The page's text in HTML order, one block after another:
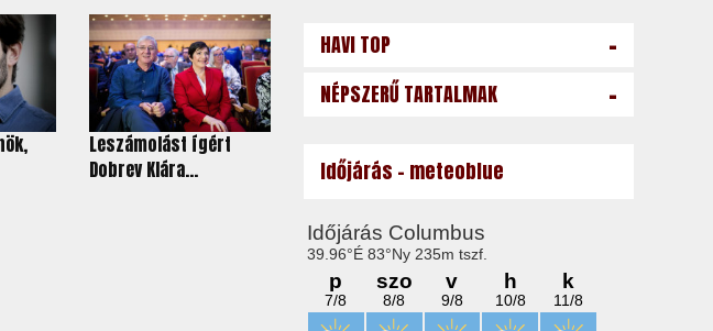
Leszámolást ígért
Dobrev Klára...
HAVI TOP -
NÉPSZERŰ TARTALMAK -
Időjárás - meteoblue